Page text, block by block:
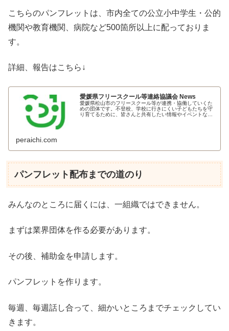
こちらのパンフレットは、市内全ての公立小中学生・公的
機関や教育機関、病院など500箇所以上に配っておりま
す。
詳細、報告はこちら↓
愛媛県フリースクール等連絡協議会 News
愛媛県松山市のフリースクール等が連携・協働していくた
めの団体です。不登校、学校に行きにくい子どもたちを守
り育てるために、皆さんと共有したい情報やイベントなど
peraichi.com
パンフレット配布までの道のり
みんなのところに届くには、一組織ではできません。
まずは業界団体を作る必要があります。
その後、補助金を申請します。
パンフレットを作ります。
毎週、毎週話し合って、細かいところまでチェックしてい
きます。